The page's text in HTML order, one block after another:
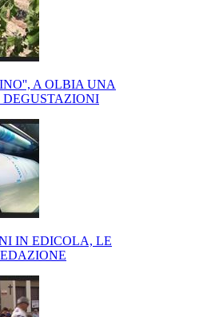
A OLBIA UNA
IN EDICOLA, LE